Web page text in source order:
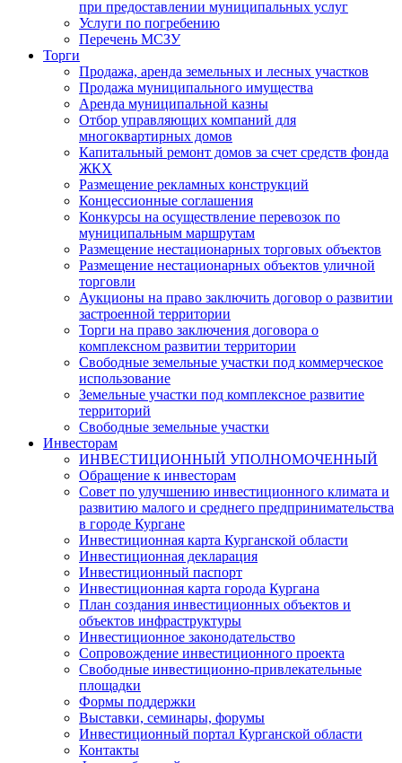
при предоставлении муниципальных услуг
Услуги по погребению
Перечень МСЗУ
Торги
Продажа, аренда земельных и лесных участков
Продажа муниципального имущества
Аренда муниципальной казны
Отбор управляющих компаний для
многоквартирных домов
Капитальный ремонт домов за счет средств фонда
ЖКХ
Размещение рекламных конструкций
Концессионные соглашения
Конкурсы на осуществление перевозок по
муниципальным маршрутам
Размещение нестационарных торговых объектов
Размещение нестационарных объектов уличной
торговли
Аукционы на право заключить договор о развитии
застроенной территории
Торги на право заключения договора о
комплексном развитии территории
Свободные земельные участки под коммерческое
использование
Земельные участки под комплексное развитие
территорий
Свободные земельные участки
Инвесторам
ИНВЕСТИЦИОННЫЙ УПОЛНОМОЧЕННЫЙ
Обращение к инвесторам
Совет по улучшению инвестиционного климата и
развитию малого и среднего предпринимательства
в городе Кургане
Инвестиционная карта Курганской области
Инвестиционная декларация
Инвестиционный паспорт
Инвестиционная карта города Кургана
План создания инвестиционных объектов и
объектов инфраструктуры
Инвестиционное законодательство
Сопровождение инвестиционного проекта
Свободные инвестиционно-привлекательные
площадки
Формы поддержки
Выставки, семинары, форумы
Инвестиционный портал Курганской области
Контакты